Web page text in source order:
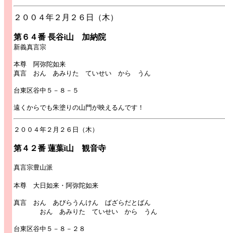
２００４年２月２６日（木）
第６４番 長谷i山 加納院
新義真言宗
本尊 阿弥陀如来
真言 おん あみりた ていせい から うん
台東区谷中５－８－５
遠くからでも朱塗りの山門が映えるんです！
２００４年２月２６日（木）
第４２番 蓮葉i山 観音寺
真言宗豊山派
本尊 大日如来・阿弥陀如来
真言 おん あびらうんけん ばざらだとばん
おん あみりた ていせい から うん
台東区谷中５－８－２８